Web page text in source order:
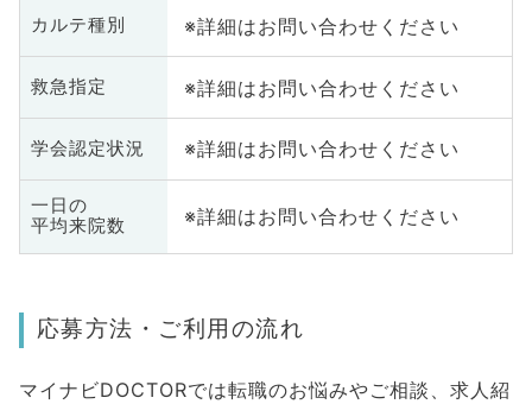
カルテ種別 ※詳細はお問い合わせください
救急指定 ※詳細はお問い合わせください
学会認定状況 ※詳細はお問い合わせください
一日の
平均来院数
※詳細はお問い合わせください
応募方法・ご利用の流れ
マイナビDOCTORでは転職のお悩みやご相談、求人紹